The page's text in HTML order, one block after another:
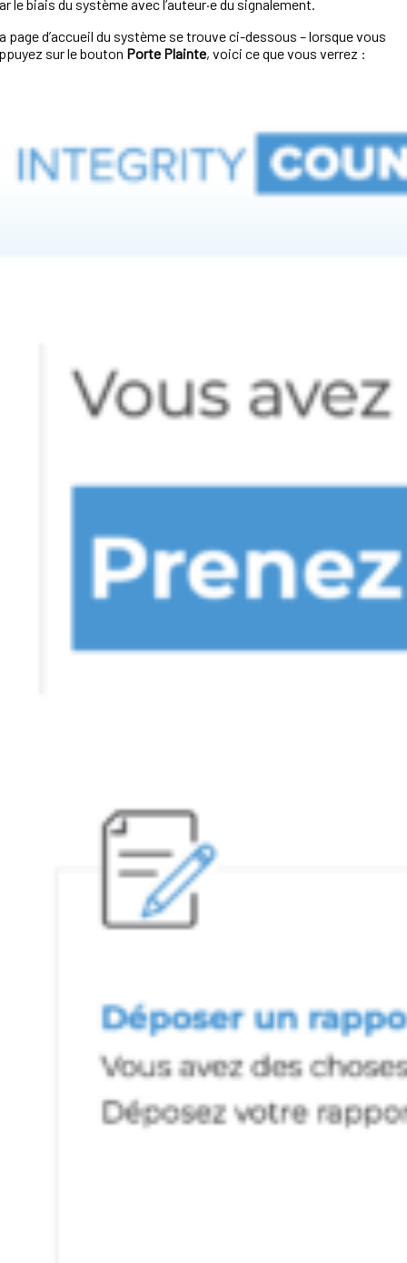
le biais du système avec l’auteur·e du signalement.
page d’accueil du système se trouve ci-dessous – lorsque vous
sur le bouton Porte Plainte, voici ce que vous verrez :